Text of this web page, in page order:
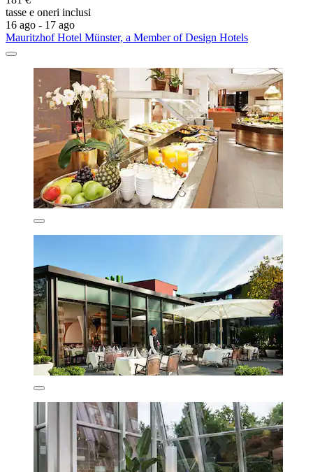
tasse e oneri inclusi
16 ago - 17 ago
Mauritzhof Hotel Münster, a Member of Design Hotels